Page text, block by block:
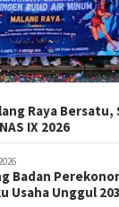
Raya
IX 2026
Badan
Usaha Unggul